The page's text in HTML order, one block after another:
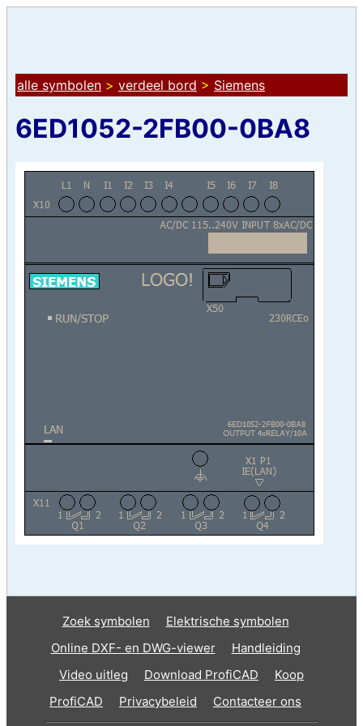
alle symbolen > verdeel bord > Siemens
6ED1052-2FB00-0BA8
Zoek symbolen
Elektrische symbolen
Online DXF- en DWG-viewer
Handleiding
Video uitleg
Download ProfiCAD
Koop
ProfiCAD
Privacybeleid Contacteer ons